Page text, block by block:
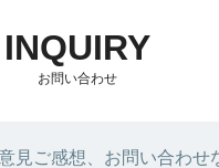
お問い合わせ
見ご感想、お問い合わせ